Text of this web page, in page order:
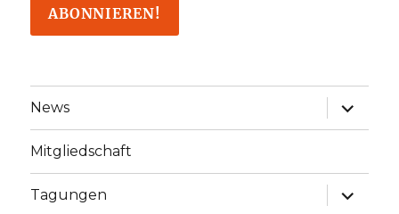
News
öffnen
Mitgliedschaft
Tagungen
öffnen